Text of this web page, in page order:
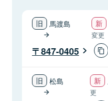
馬渡島
変更
847-0405
松島
更